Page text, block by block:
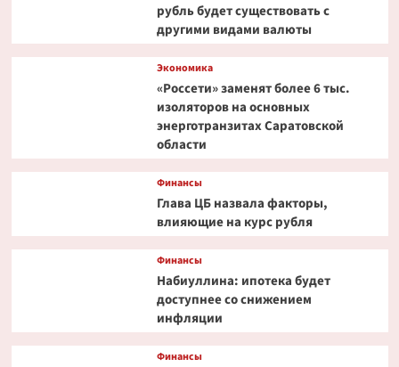
рубль будет существовать с
другими видами валюты
Экономика
«Россети» заменят более 6 тыс.
изоляторов на основных
энерготранзитах Саратовской
области
Финансы
Глава ЦБ назвала факторы,
влияющие на курс рубля
Финансы
Набиуллина: ипотека будет
доступнее со снижением
инфляции
Финансы